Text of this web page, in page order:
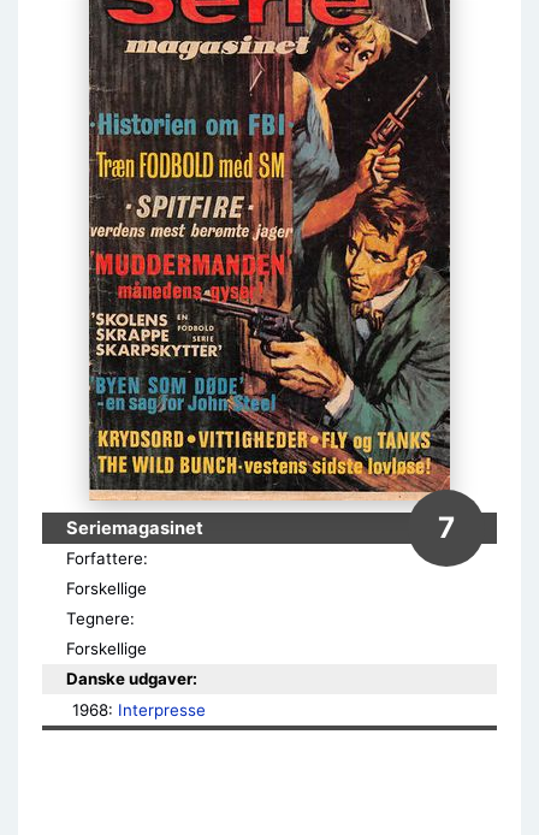
Seriemagasinet 7
Forfattere:
Forskellige
Tegnere:
Forskellige
Danske udgaver:
1968: Interpresse